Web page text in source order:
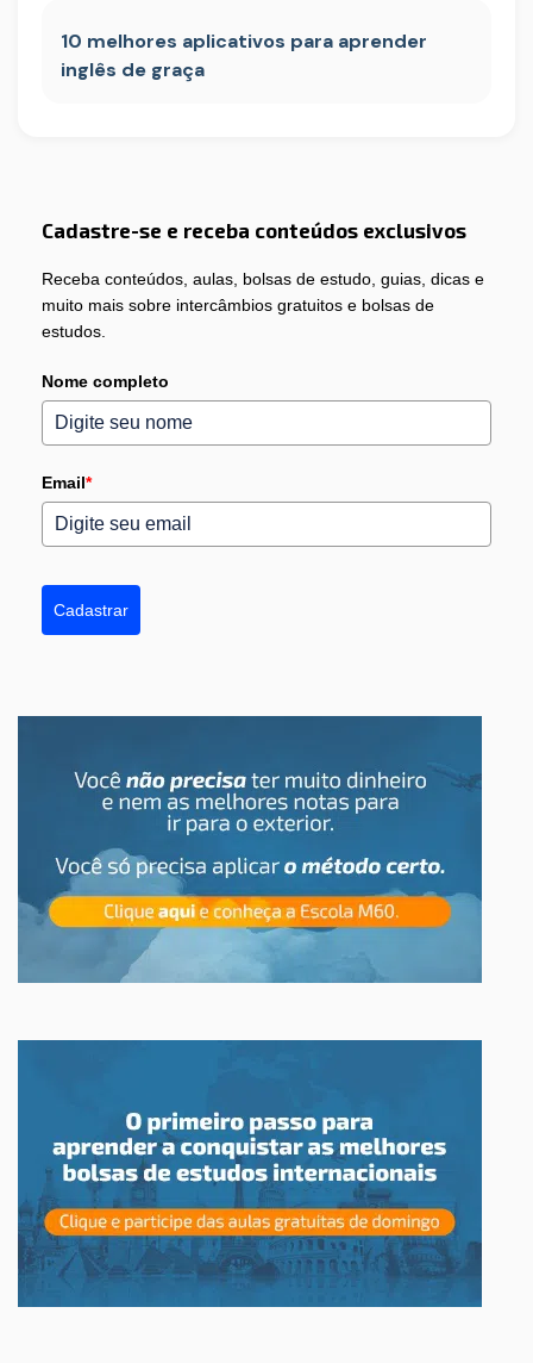
10 melhores aplicativos para aprender
inglês de graça
Cadastre-se e receba conteúdos exclusivos
Receba conteúdos, aulas, bolsas de estudo, guias, dicas e
muito mais sobre intercâmbios gratuitos e bolsas de
estudos.
Nome completo
Email*
Cadastrar